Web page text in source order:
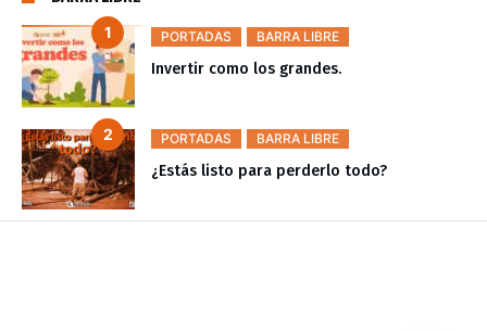
PORTADAS BARRA LIBRE
Invertir como los grandes.
PORTADAS BARRA LIBRE
¿Estás listo para perderlo todo?